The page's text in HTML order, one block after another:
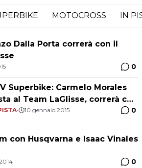
MOTOCROSS IN
Dalla Porta correrà con il
0
Superbike: Carmelo Morales
al Team LaGlisse, correrà con
Yamaha R1M
• 10 gennaio 2015 0
con Husqvarna e Isaac Vinales
0